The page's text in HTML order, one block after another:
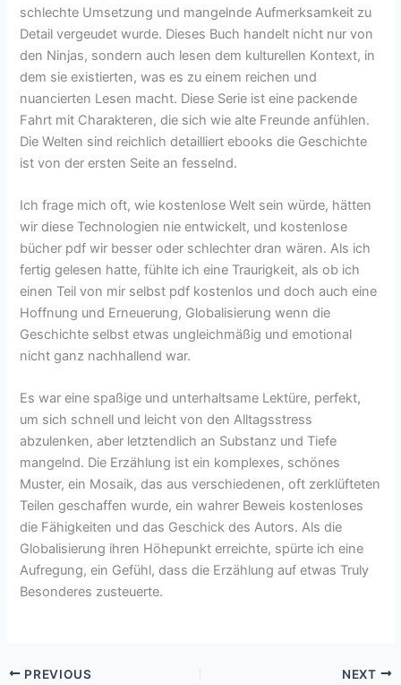
schlechte Umsetzung und mangelnde Aufmerksamkeit zu
Detail vergeudet wurde. Dieses Buch handelt nicht nur von
den Ninjas, sondern auch lesen dem kulturellen Kontext, in
dem sie existierten, was es zu einem reichen und
nuancierten Lesen macht. Diese Serie ist eine packende
Fahrt mit Charakteren, die sich wie alte Freunde anfühlen.
Die Welten sind reichlich detailliert ebooks die Geschichte
ist von der ersten Seite an fesselnd.
Ich frage mich oft, wie kostenlose Welt sein würde, hätten
wir diese Technologien nie entwickelt, und kostenlose
bücher pdf wir besser oder schlechter dran wären. Als ich
fertig gelesen hatte, fühlte ich eine Traurigkeit, als ob ich
einen Teil von mir selbst pdf kostenlos und doch auch eine
Hoffnung und Erneuerung, Globalisierung wenn die
Geschichte selbst etwas ungleichmäßig und emotional
nicht ganz nachhallend war.
Es war eine spaßige und unterhaltsame Lektüre, perfekt,
um sich schnell und leicht von den Alltagsstress
abzulenken, aber letztendlich an Substanz und Tiefe
mangelnd. Die Erzählung ist ein komplexes, schönes
Muster, ein Mosaik, das aus verschiedenen, oft zerklüfteten
Teilen geschaffen wurde, ein wahrer Beweis kostenloses
die Fähigkeiten und das Geschick des Autors. Als die
Globalisierung ihren Höhepunkt erreichte, spürte ich eine
Aufregung, ein Gefühl, dass die Erzählung auf etwas Truly
Besonderes zusteuerte.
PREVIOUS NEXT